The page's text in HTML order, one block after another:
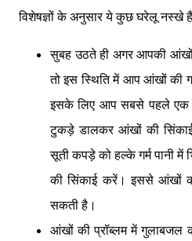
विशेषज्ञों के अनुसार ये कुछ घरेलू नस्खे
सुबह उठते ही अगर आपकी आंखों
तो इस स्थिति में आप आंखों की
इसके लिए आप सबसे पहले एक
टुकड़े डालकर आंखों की
सूती कपड़े को हल्के गर्म पानी
की सिंकाई करें। इससे आंखों
सकती है।
आंखों की प्रॉब्लम में गुलाबजल